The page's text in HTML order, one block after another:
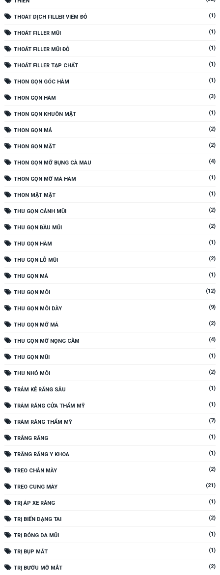
THOÁT DỊCH FILLER VIÊM ĐỎ (1)
THOÁT FILLER MŨI (1)
THOÁT FILLER MŨI ĐỎ (1)
THOÁT FILLER TẠP CHẤT (1)
THON GỌN GÓC HÀM (1)
THON GỌN HÀM (3)
THON GỌN KHUÔN MẶT (1)
THON GỌN MÁ (2)
THON GỌN MẶT (2)
THON GỌN MỠ BỤNG CÀ MAU (4)
THON GỌN MỠ MÁ HÀM (1)
THON MẶT MẶT (1)
THU GỌN CÁNH MŨI (2)
THU GỌN ĐẦU MŨI (2)
THU GỌN HÀM (1)
THU GỌN LỖ MŨI (2)
THU GỌN MÁ (1)
THU GỌN MÔI (12)
THU GỌN MÔI DÀY (9)
THU GỌN MỠ MÁ (2)
THU GỌN MỠ NỌNG CẰM (4)
THU GỌN MŨI (1)
THU NHỎ MÔI (2)
TRÁM KẺ RĂNG SÂU (1)
TRÁM RĂNG CỬA THẨM MỸ (1)
TRÁM RĂNG THẨM MỸ (7)
TRẮNG RĂNG (1)
TRẮNG RĂNG Y KHOA (1)
TREO CHÂN MÀY (2)
TREO CUNG MÀY (21)
TRỊ ÁP XE RĂNG (1)
TRỊ BIẾN DẠNG TAI (2)
TRỊ BÓNG DA MŨI (1)
TRỊ BỤP MẮT (1)
TRỊ BƯỚU MỠ MẮT (2)